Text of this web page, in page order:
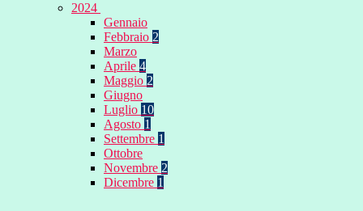
2024
Gennaio
Febbraio 2
Marzo
Aprile 4
Maggio 2
Giugno
Luglio 10
Agosto 1
Settembre 1
Ottobre
Novembre 2
Dicembre 1